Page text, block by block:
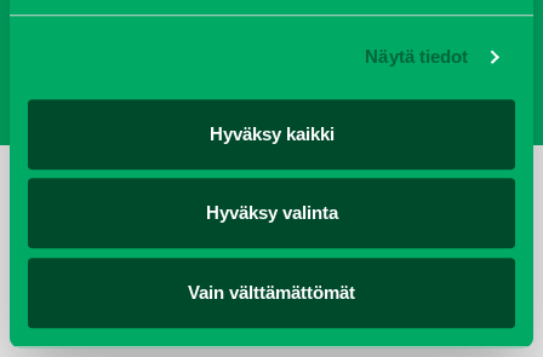
Näytä tiedot
Hyväksy kaikki
Hyväksy valinta
Vain välttämättömät
Yritys Ajankohtaista Avoimet työpaikat
Yhteystiedot
Tietosuojaseloste